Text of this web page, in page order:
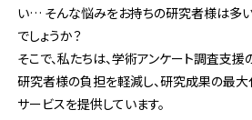
い… そんな悩みをお持ちの研究者様は多
でしょうか？
そこで、私たちは、学術アンケート調査支援
研究者様の負担を軽減し、研究成果の最
サービスを提供しています。